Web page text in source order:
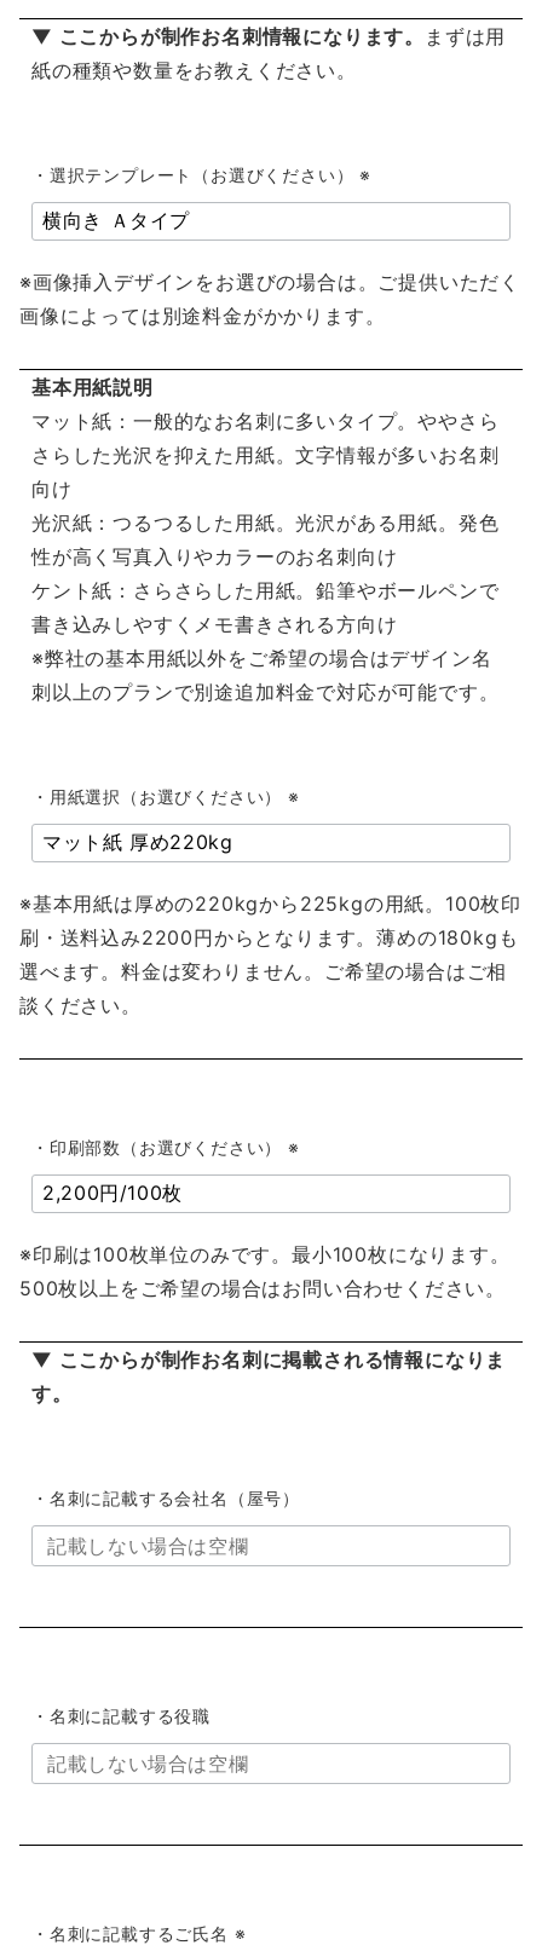
▼ ここからが制作お名刺情報になります。
まずは用
紙の種類や数量をお教えください。
・選択テンプレート（お選びください） ※
※画像挿入デザインをお選びの場合は。ご提供いただく
画像によっては別途料金がかかります。
基本用紙説明
マット紙：一般的なお名刺に多いタイプ。ややさら
さらした光沢を抑えた用紙。文字情報が多いお名刺
向け
光沢紙：つるつるした用紙。光沢がある用紙。発色
性が高く写真入りやカラーのお名刺向け
ケント紙：さらさらした用紙。鉛筆やボールペンで
書き込みしやすくメモ書きされる方向け
※弊社の基本用紙以外をご希望の場合はデザイン名
刺以上のプランで別途追加料金で対応が可能です。
・用紙選択（お選びください） ※
※基本用紙は厚めの220kgから225kgの用紙。100枚印
刷・送料込み2200円からとなります。薄めの180kgも
選べます。料金は変わりません。ご希望の場合はご相
談ください。
・印刷部数（お選びください） ※
※印刷は100枚単位のみです。最小100枚になります。
500枚以上をご希望の場合はお問い合わせください。
▼ ここからが制作お名刺に掲載される情報になりま
す。
・名刺に記載する会社名（屋号）
・名刺に記載する役職
・名刺に記載するご氏名 ※